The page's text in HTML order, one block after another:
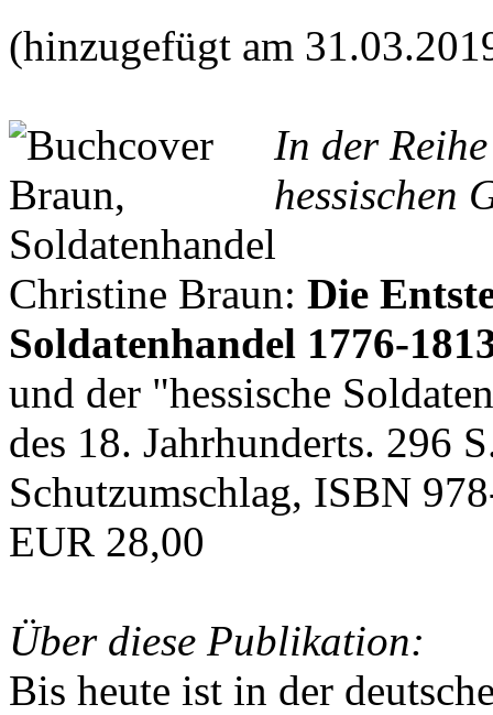
(hinzugefügt am
In der
hessischen
Christine Braun: Die
Soldatenhandel 1776-
und der "hessische
des 18. Jahrhunderts. 296
Schutzumschlag, ISBN
EUR 28,00
Über diese Publikation:
Bis heute ist in der